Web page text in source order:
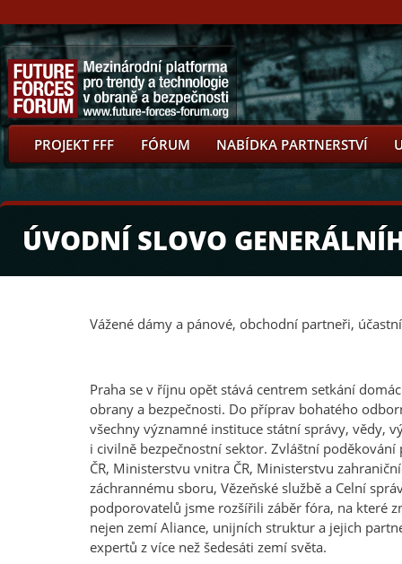
PROJEKT FFF FÓRUM NABÍDKA PARTNERSTVÍ
ÚVODNÍ SLOVO
Vážené dámy a pánové, obchodní partneři,
Praha se v říjnu opět stává centrem setkání
obrany a bezpečnosti. Do příprav bohatého
všechny významné instituce státní správy, vědy,
i civilně bezpečnostní sektor. Zvláštní
ČR, Ministerstvu vnitra ČR, Ministerstvu
záchrannému sboru, Vězeňské službě a Celní
podporovatelů jsme rozšířili záběr fóra, na které
nejen zemí Aliance, unijních struktur a jejich
expertů z více než šedesáti zemí světa.